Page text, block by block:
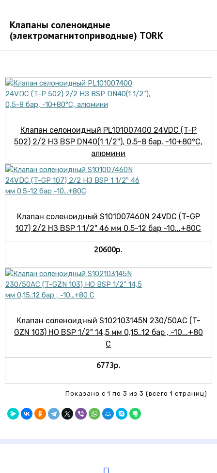
Клапаны соленоидные
(электромагнитоприводные) TORK
Клапан селоноидный PL101007400 24VDC (T-P
502) 2/2 НЗ ВSP DN40(1 1/2"), 0,5-8 бар, -10+80°С,
алюмини
Клапан соленоидный S101007460N 24VDC (T-GP
107) 2/2 НЗ BSP 1 1/2" 46 мм 0.5-12 бар -10...+80С
20600р.
Клапан соленоидный S102103145N 230/50АС (T-
GZN 103) НО BSP 1/2" 14,5 мм 0,15..12 бар , -10...+80
С
6773р.
Показано с 1 по 3 из 3 (всего 1 страниц)